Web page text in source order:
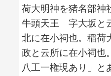
荷大明神を猪名部神
牛頭天王 字大坂と
北に在小祠也。稲
政と云所に在小祠
八工一権現あり」と